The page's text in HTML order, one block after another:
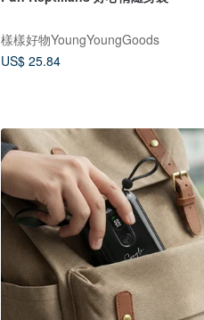
樣樣好物YoungYoungGoods
US$ 25.84